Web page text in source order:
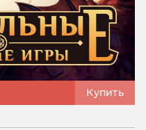
Купить